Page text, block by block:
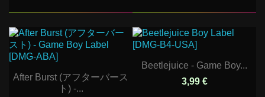
After Burst (アフターバース
ト) -...
Beetlejuice - Game Boy...
3,99 €